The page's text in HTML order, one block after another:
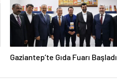
Gaziantep’te Gıda Fuarı Başladı